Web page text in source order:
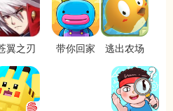
翼之刃 带你回家 逃出农场